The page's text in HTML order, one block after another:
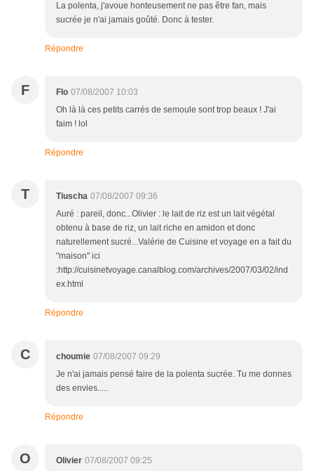
La polenta, j'avoue honteusement ne pas être fan, mais
sucrée je n'ai jamais goûté. Donc à tester.
Répondre
F Flo 07/08/2007 10:03
Oh là là ces petits carrés de semoule sont trop beaux ! J'ai
faim ! lol
Répondre
T Tiuscha 07/08/2007 09:36
Auré : pareil, donc...Olivier : le lait de riz est un lait végétal
obtenu à base de riz, un lait riche en amidon et donc
naturellement sucré...Valérie de Cuisine et voyage en a fait du
"maison" ici
:http://cuisinetvoyage.canalblog.com/archives/2007/03/02/ind
ex.html
Répondre
C choumie 07/08/2007 09:29
Je n'ai jamais pensé faire de la polenta sucrée. Tu me donnes
des envies.....
Répondre
O Olivier 07/08/2007 09:25